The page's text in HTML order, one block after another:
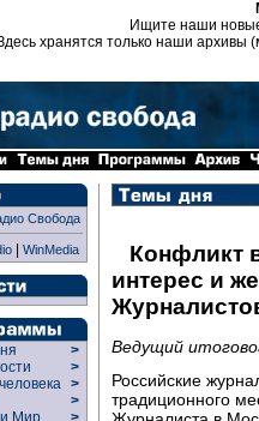
Ищите наши
хранятся только наши архивы
Свобода
| WinMedia
>
>
>
>
Мир
>
Конфликт
интерес и
Ведущий
Российские
традиционного